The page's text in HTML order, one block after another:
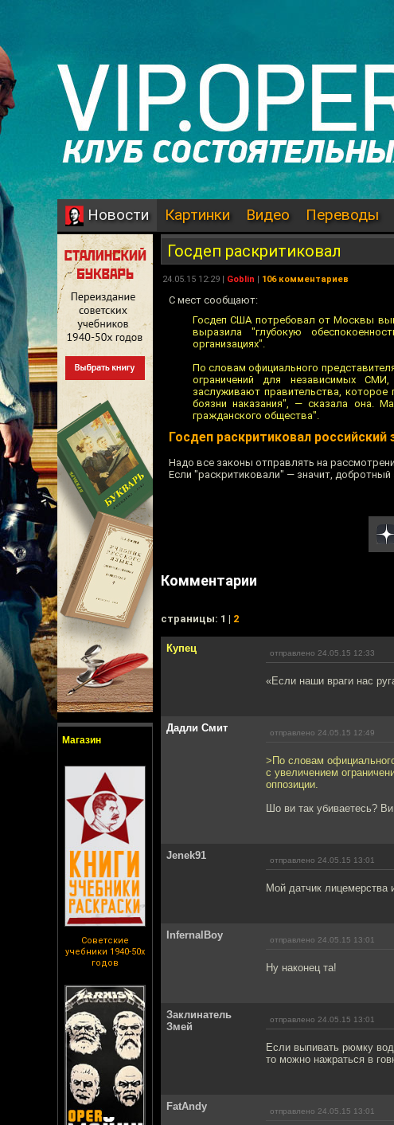
Новости Картинки Видео Переводы
Магазин
Советские
учебники 1940-50х
годов
Госдеп раскритиковал
24.05.15 12:29 | Goblin | 106 комментариев
С мест сообщают:
Госдеп США потребовал от Москвы
выразила "глубокую
организациях".
По словам официального
ограничений для независимых
заслуживают правительства,
боязни наказания", — сказала она.
гражданского общества".
Госдеп раскритиковал
Надо все законы отправлять на
Если "раскритиковали" — значит, добротный
Комментарии
cтраницы: 1 | 2
Купец отправлено 24.05.15 12:33
«Если наши враги нас
Дадли Смит отправлено 24.05.15 12:49
>По словам
с увеличением
оппозиции.
Шо ви так убиваетесь?
Jenek91 отправлено 24.05.15 13:01
Мой датчик лицемерства
InfernalBoy отправлено 24.05.15 13:01
Ну наконец та!
Заклинатель
Змей
отправлено 24.05.15 13:01
Если выпивать рюмку
то можно нажраться в
FatAndy отправлено 24.05.15 13:01